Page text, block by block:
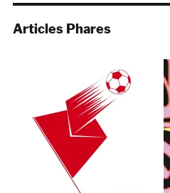
Articles Phares